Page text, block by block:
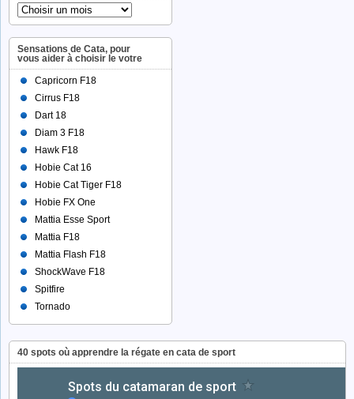
Sensations de Cata, pour
vous aider à choisir le votre
Capricorn F18
Cirrus F18
Dart 18
Diam 3 F18
Hawk F18
Hobie Cat 16
Hobie Cat Tiger F18
Hobie FX One
Mattia Esse Sport
Mattia F18
Mattia Flash F18
ShockWave F18
Spitfire
Tornado
40 spots où apprendre la régate en cata de sport